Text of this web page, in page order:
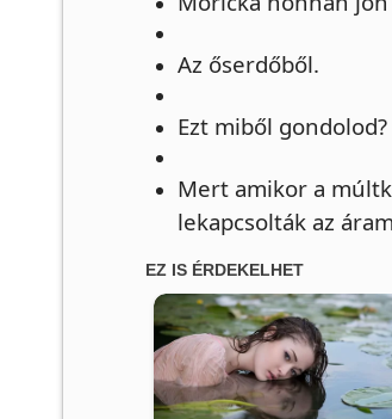
Az őserdőből.
Ezt miből gondolod?
Mert amikor a
lekapcsolták az